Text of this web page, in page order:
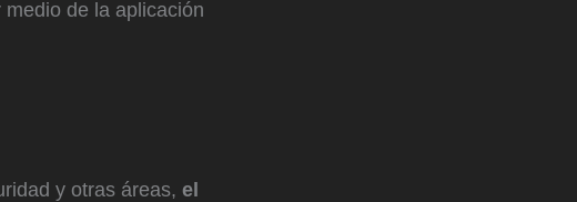
de la aplicación
y otras áreas, el